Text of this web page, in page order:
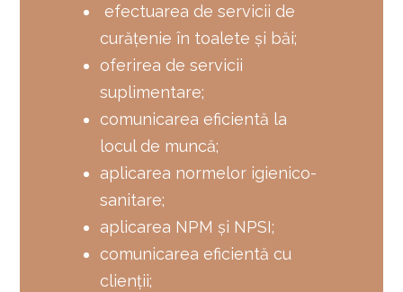
efectuarea de servicii de
curăţenie în toalete şi băi;
oferirea de servicii
suplimentare;
comunicarea eficientă la
locul de muncă;
aplicarea normelor igienico-
sanitare;
aplicarea NPM și NPSI;
comunicarea eficientă cu
clienţii;